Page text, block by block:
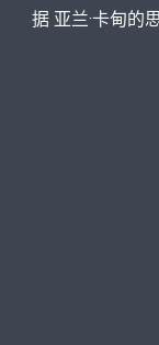
据 亚兰·卡甸的